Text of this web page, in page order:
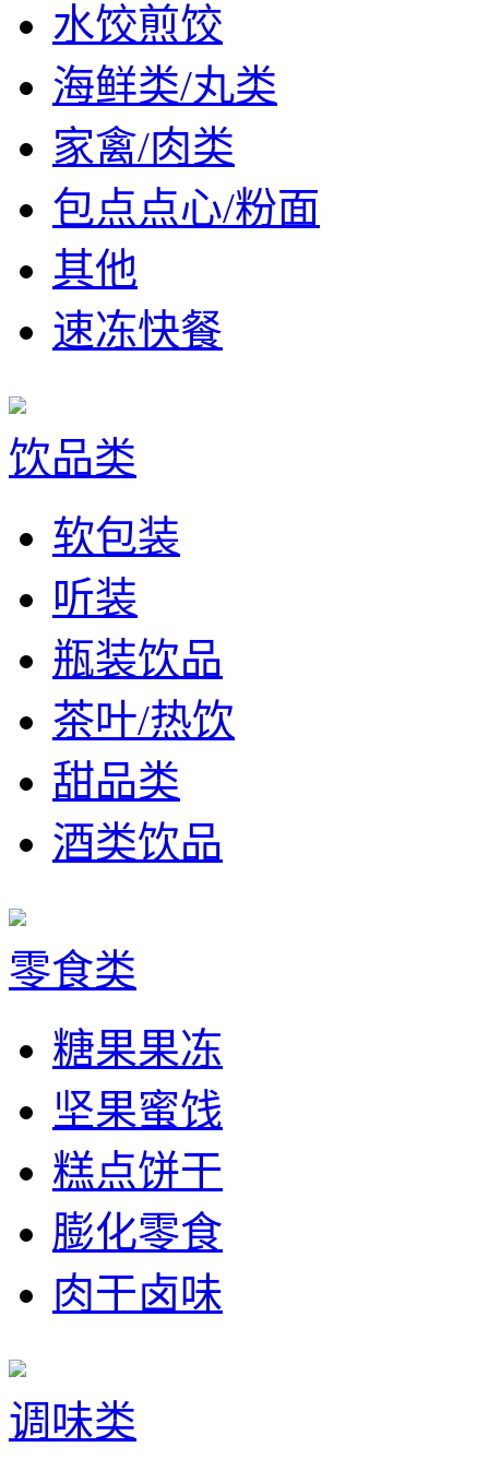
水饺煎饺
海鲜类/丸类
家禽/肉类
包点点心/粉面
其他
速冻快餐
饮品类
软包装
听装
瓶装饮品
茶叶/热饮
甜品类
酒类饮品
零食类
糖果果冻
坚果蜜饯
糕点饼干
膨化零食
肉干卤味
调味类